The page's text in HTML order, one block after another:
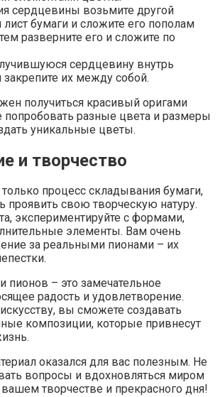
сердцевины возьмите другой
бумаги и сложите его пополам
разверните его и сложите по
сердцевину внутрь
закрепите их между собой.
получиться красивый оригами
попробовать разные цвета и размеры
уникальные цветы.
и творчество
процесс складывания бумаги,
проявить свою творческую натуру.
экспериментируйте с формами,
элементы. Вам очень
за реальными пионами – их
пионов – это замечательное
радость и удовлетворение.
вы сможете создавать
композиции, которые привнесут
оказался для вас полезным. Не
вопросы и вдохновляться миром
творчестве и прекрасного дня!